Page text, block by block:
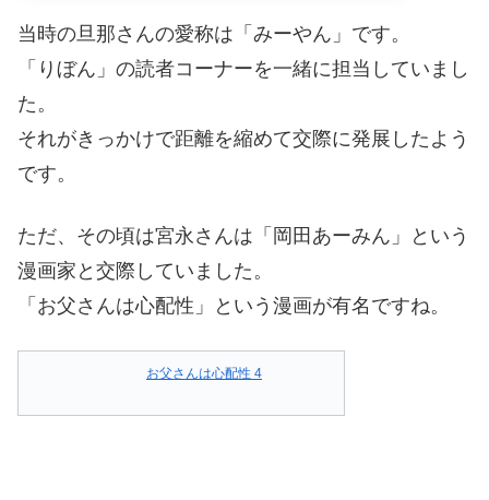
当時の旦那さんの愛称は「みーやん」です。
「りぼん」の読者コーナーを一緒に担当していまし
た。
それがきっかけで距離を縮めて交際に発展したよう
です。
ただ、その頃は宮永さんは「岡田あーみん」という
漫画家と交際していました。
「お父さんは心配性」という漫画が有名ですね。
お父さんは心配性 4